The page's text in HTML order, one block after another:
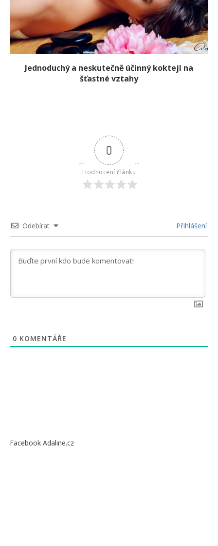
Jednoduchý a neskutečně účinný koktejl na
šťastné vztahy
0
Hodnocení článku
Odebírat Přihlášení
0 KOMENTÁŘE
Facebook Adaline.cz